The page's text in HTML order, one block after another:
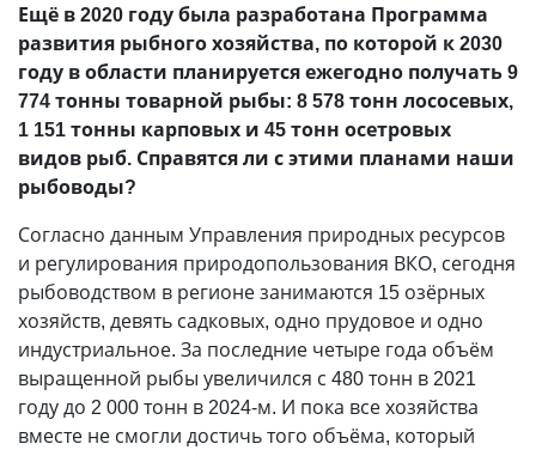
Ещё в 2020 году была разработана Программа
развития рыбного хозяйства, по которой к 2030
году в области планируется ежегодно получать 9
774 тонны товарной рыбы: 8 578 тонн лососевых,
1 151 тонны карповых и 45 тонн осетровых
видов рыб. Справятся ли с этими планами наши
рыбоводы?
Согласно данным Управления природных ресурсов
и регулирования природопользования ВКО, сегодня
рыбоводством в регионе занимаются 15 озёрных
хозяйств, девять садковых, одно прудовое и одно
индустриальное. За последние четыре года объём
выращенной рыбы увеличился с 480 тонн в 2021
году до 2 000 тонн в 2024-м. И пока все хозяйства
вместе не смог­ли достичь того объёма, который